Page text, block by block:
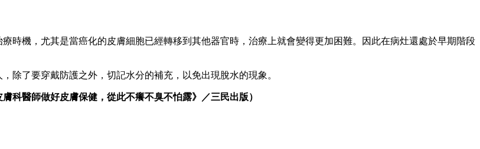
時機，尤其是當癌化的皮膚細胞已經轉移到其他器官時，治療上就會變得更加困難。因此在病灶還處於早期階段
除了要穿戴防護之外，切記水分的補充，以免出現脫水的現象。
科醫師做好皮膚保健，從此不癢不臭不怕露》／三民出版）